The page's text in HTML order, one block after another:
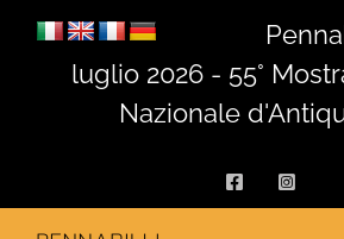
Salta
contenutoluglio 2026 - 55°
Nazionale
Facebook